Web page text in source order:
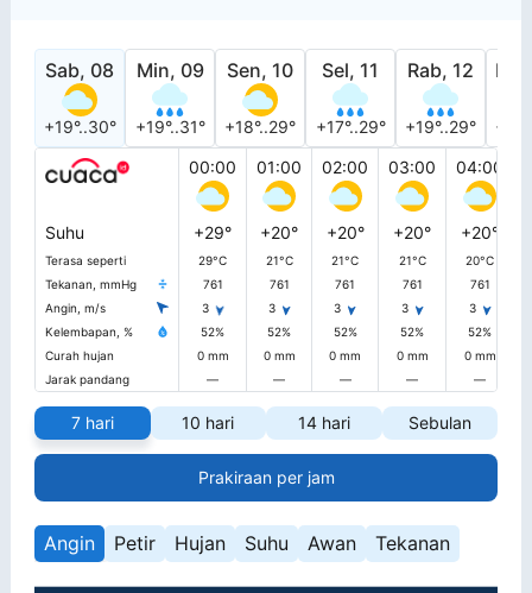
Sab, 08
+19°..30°
Min, 09
+19°..31°
Sen, 10
+18°..29°
Sel, 11
+17°..29°
Rab, 12
+19°..29°
00:00
01:00 02:00 03:00 04:00
Suhu +29° +20° +20° +20° +20°
Terasa seperti 29°C 21°C 21°C 21°C
20°C
Tekanan, mmHg
761 761 761 761
761
Angin, m/s
3 3 3 3 3
Kelembapan, %
52% 52% 52% 52%
52%
Curah hujan
0 mm 0 mm 0 mm 0 mm 0 mm
Jarak pandang
— — — — —
7 hari 10 hari 14 hari Sebulan
Prakiraan per jam
Angin Petir Hujan Suhu Awan Tekanan